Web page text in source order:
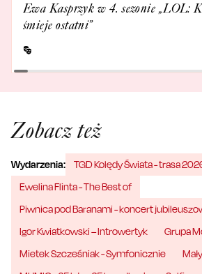
Ewa Kasprzyk w 4. sezonie „LOL:
śmieje ostatni”
Zobacz też
Wydarzenia:
TGD Kolędy Świata - trasa
Ewelina Flinta - The Best of
Piwnica pod Baranami - koncert
Igor Kwiatkowski – Introwertyk
Grupa
Mietek Szcześniak - Symfonicznie